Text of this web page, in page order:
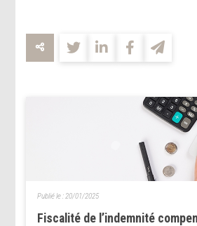
Fiscalité de l’indemnité
Publié le : 20/01/2025